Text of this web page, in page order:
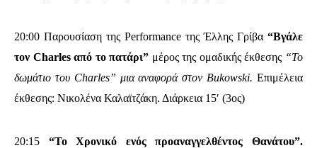
20:00 Παρουσίαση της Performance της Έλλης Γρίβα “Βγάλε
τον Charles από το πατάρι” μέρος της ομαδικής έκθεσης “Το
δωμάτιο του Charles” μια αναφορά στον Bukowski. Επιμέλεια
έκθεσης: Νικολένα Καλαϊτζάκη. Διάρκεια 15′ (3ος)
20:15 “Το Χρονικό ενός προαναγγελθέντος Θανάτου”.